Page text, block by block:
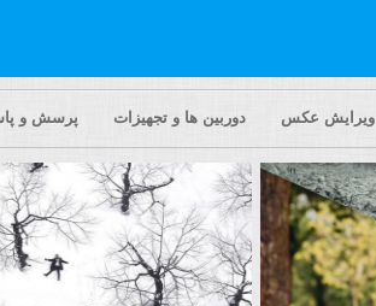
ویرایش عکس دوربین ها و تجهیزات پرسش و